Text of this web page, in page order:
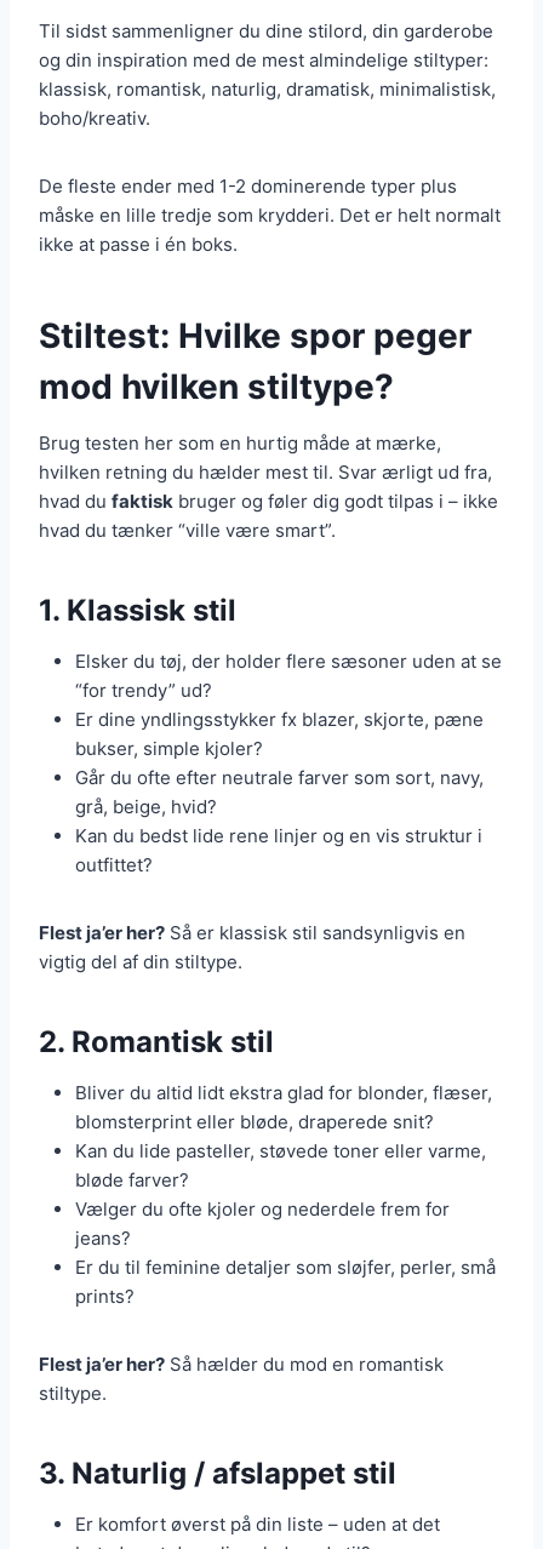
Til sidst sammenligner du dine stilord, din garderobe
og din inspiration med de mest almindelige stiltyper:
klassisk, romantisk, naturlig, dramatisk, minimalistisk,
boho/kreativ.
De fleste ender med 1-2 dominerende typer plus
måske en lille tredje som krydderi. Det er helt normalt
ikke at passe i én boks.
Stiltest: Hvilke spor peger
mod hvilken stiltype?
Brug testen her som en hurtig måde at mærke,
hvilken retning du hælder mest til. Svar ærligt ud fra,
hvad du faktisk bruger og føler dig godt tilpas i – ikke
hvad du tænker “ville være smart”.
1. Klassisk stil
Elsker du tøj, der holder flere sæsoner uden at se
“for trendy” ud?
Er dine yndlingsstykker fx blazer, skjorte, pæne
bukser, simple kjoler?
Går du ofte efter neutrale farver som sort, navy,
grå, beige, hvid?
Kan du bedst lide rene linjer og en vis struktur i
outfittet?
Flest ja’er her? Så er klassisk stil sandsynligvis en
vigtig del af din stiltype.
2. Romantisk stil
Bliver du altid lidt ekstra glad for blonder, flæser,
blomsterprint eller bløde, draperede snit?
Kan du lide pasteller, støvede toner eller varme,
bløde farver?
Vælger du ofte kjoler og nederdele frem for
jeans?
Er du til feminine detaljer som sløjfer, perler, små
prints?
Flest ja’er her? Så hælder du mod en romantisk
stiltype.
3. Naturlig / afslappet stil
Er komfort øverst på din liste – uden at det